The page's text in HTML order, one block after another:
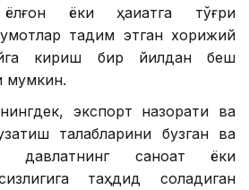
ёки ҳақиқатга тўғри
тақдим этган хорижий
кириш бир йилдан беш
мумкин.
экспорт назорати ва
талабларини бузган ва
давлатнинг саноат ёки
таҳдид соладиган